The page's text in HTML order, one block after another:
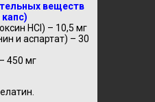
веществ
HCl) – 10,5 мг
и аспартат) – 30
450 мг